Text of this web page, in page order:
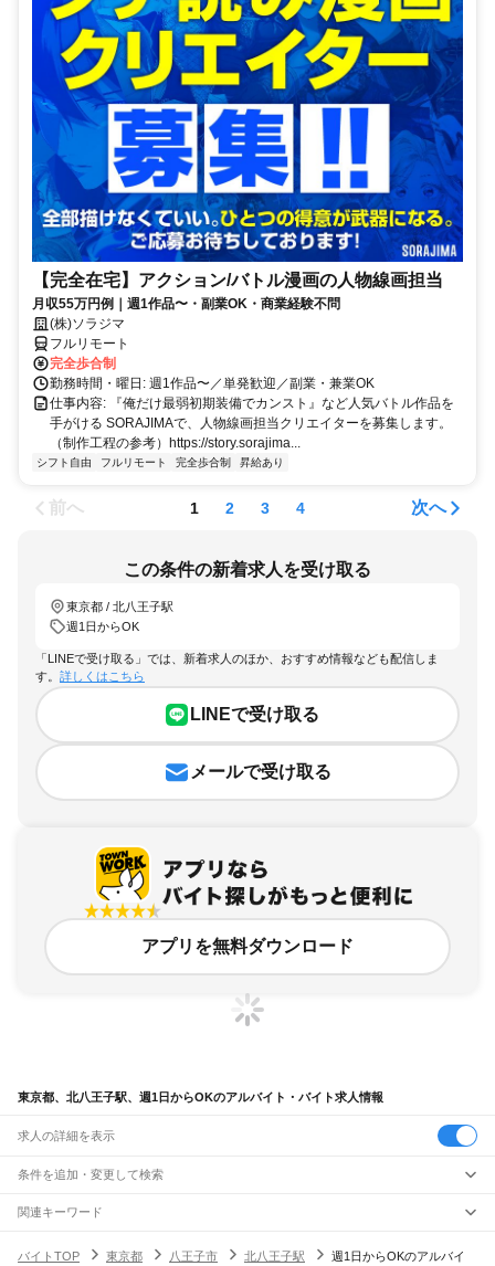
【完全在宅】アクション/バトル漫画の人物線画担当
月収55万円例｜週1作品〜・副業OK・商業経験不問
(株)ソラジマ
フルリモート
完全歩合制
勤務時間・曜日: 週1作品〜／単発歓迎／副業・兼業OK
仕事内容: 『俺だけ最弱初期装備でカンスト』など人気バトル作品を
手がける SORAJIMAで、人物線画担当クリエイターを募集します。
（制作工程の参考）https://story.sorajima...
シフト自由 フルリモート 完全歩合制 昇給あり
前へ 1 2 3 4 次へ
この条件の新着求人を受け取る
東京都 / 北八王子駅
週1日からOK
「LINEで受け取る」では、新着求人のほか、おすすめ情報なども配信しま
す。 詳しくはこちら
LINEで受け取る
メールで受け取る
アプリを無料ダウンロード
東京都、北八王子駅、週1日からOKのアルバイト・バイト求人情報
求人の詳細を表示
条件を追加・変更して検索
市区町村を追加・変更
東京都すべて
駅を追加・変更
関連キーワード
バイトTOP
東京都 八王子市 北八王子駅 週1日からOKのアルバイ